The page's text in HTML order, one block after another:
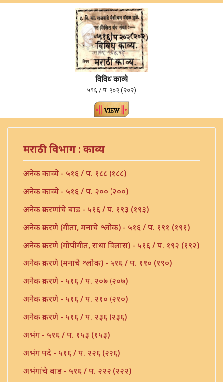
विविध काव्ये
५१६ / प. २०२ (२०२)
मराठी विभाग : काव्य
अनेक काव्ये - ५१६ / प. १८८ (१८८)
अनेक काव्ये - ५१६ / प. २०० (२००)
अनेक प्रकरणांचे बाड - ५१६ / प. १९३ (१९३)
अनेक प्रकरणे (गीता, मनाचे श्लोक) - ५१६ / प. १९१ (१९१)
अनेक प्रकरणे (गोपीगीत, राधा विलास) - ५१६ / प. १९२ (१९२)
अनेक प्रकरणे (मनाचे श्लोक) - ५१६ / प. १९० (१९०)
अनेक प्रकरणे - ५१६ / प. २०७ (२०७)
अनेक प्रकरणे - ५१६ / प. २१० (२१०)
अनेक प्रकरणे - ५१६ / प. २३६ (२३६)
अभंग - ५१६ / प. १५३ (१५३)
अभंग पदे - ५१६ / प. २२६ (२२६)
अभंगांचे बाड - ५१६ / प. २२२ (२२२)